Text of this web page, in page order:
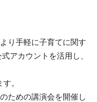
り手軽に子育てに関す
アカウントを活用し、
。
ための講演会を開催し